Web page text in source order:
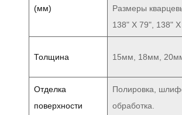
(мм)
Размеры
138" X 79", 138"
Толщина 15мм, 18мм,
Отделка
поверхности
Полировка,
обработка.